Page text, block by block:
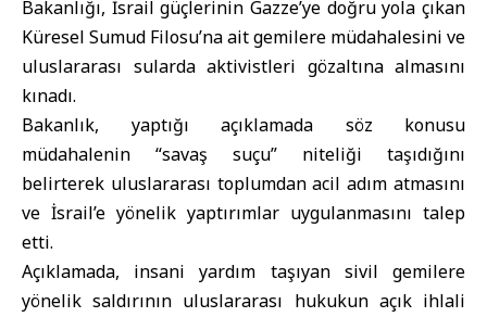
Bakanlığı, İsrail güçlerinin Gazze’ye doğru yola çıkan
Küresel Sumud Filosu’na ait gemilere müdahalesini ve
uluslararası sularda aktivistleri gözaltına almasını
kınadı.
Bakanlık, yaptığı açıklamada söz konusu
müdahalenin “savaş suçu” niteliği taşıdığını
belirterek uluslararası toplumdan acil adım atmasını
ve İsrail’e yönelik yaptırımlar uygulanmasını talep
etti.
Açıklamada, insani yardım taşıyan sivil gemilere
yönelik saldırının uluslararası hukukun açık ihlali